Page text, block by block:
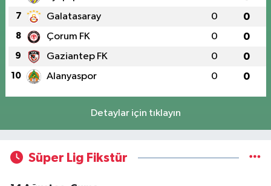
7 Galatasaray 0 0
8 Çorum FK 0 0
9 Gaziantep FK 0 0
10 Alanyaspor 0 0
Detaylar için tıklayın
Süper Lig Fikstür